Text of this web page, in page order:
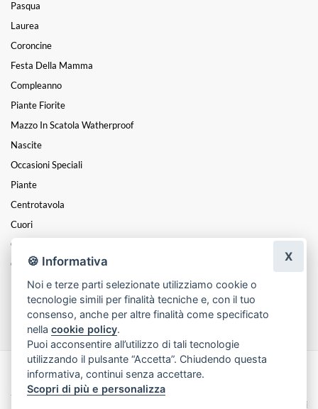
Pasqua
Laurea
Coroncine
Festa Della Mamma
Compleanno
Piante Fiorite
Mazzo In Scatola Watherproof
Nascite
Occasioni Speciali
Piante
Centrotavola
Cuori
Composizioni
Cesti
Mazzi
Funebre
Made with byInfoser.it- Realizzazione Siti ecommerce per Fioristi
2026
Termini e Condizioni
🍪 Informativa
Noi e terze parti selezionate utilizziamo cookie o
tecnologie simili per finalità tecniche e, con il tuo
consenso, anche per altre finalità come specificato
nellacookie policy.
Puoi acconsentire all’utilizzo di tali tecnologie
utilizzando il pulsante “Accetta”. Chiudendo questa
informativa, continui senza accettare.
Scopri di più e personalizza
X